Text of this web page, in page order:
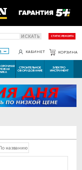
ИСКАТЬ СТАТУС РЕМОНТА
КАБИНЕТ КОРЗИНА
СТРОИТЕЛЬНОЕ
ОБОРУДОВАНИЕ
ЭЛЕКТРО
ИНСТРУМЕНТ
По названию